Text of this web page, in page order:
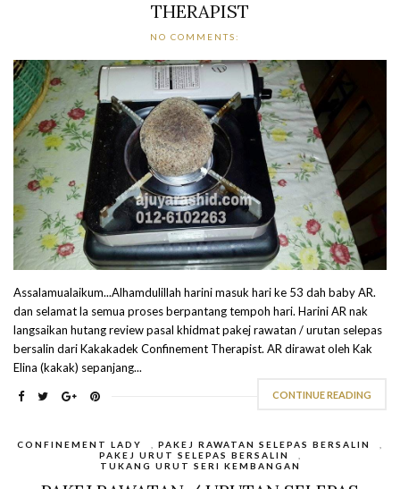
THERAPIST
NO COMMENTS:
Assalamualaikum...Alhamdulillah harini masuk hari ke 53 dah baby AR.
dan selamat la semua proses berpantang tempoh hari. Harini AR nak
langsaikan hutang review pasal khidmat pakej rawatan / urutan selepas
bersalin dari Kakakadek Confinement Therapist. AR dirawat oleh Kak
Elina (kakak) sepanjang...
CONTINUE READING
CONFINEMENT LADY PAKEJ RAWATAN SELEPAS BERSALIN
PAKEJ URUT SELEPAS BERSALIN
TUKANG URUT SERI KEMBANGAN